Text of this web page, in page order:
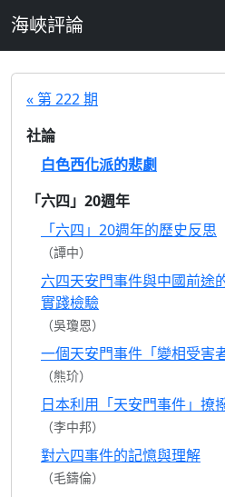
海峽評論
« 第 222 期
社論
白色西化派的悲劇
「六四」20週年
「六四」20週年的歷史反思
（譚中）
六四天安門事件與中國前途
實踐檢驗
（吳瓊恩）
一個天安門事件「變相受害
（熊玠）
日本利用「天安門事件」撩
（李中邦）
對六四事件的記憶與理解
（毛鑄倫）